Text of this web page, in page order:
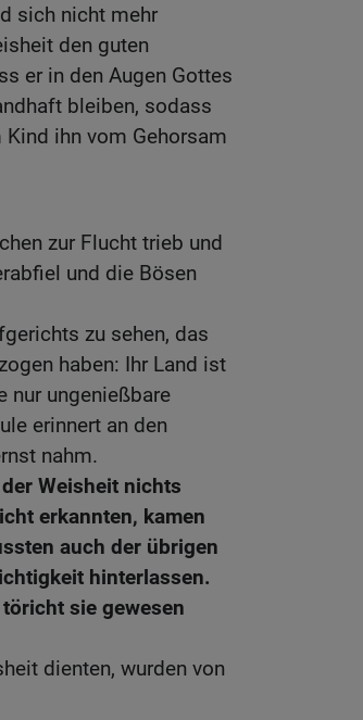
sich nicht mehr
den guten
er in den Augen Gottes
bleiben, sodass
ihn vom Gehorsam
zur Flucht trieb und
und die Bösen
zu sehen, das
haben: Ihr Land ist
nur ungenießbare
erinnert an den
nahm.
Weisheit nichts
erkannten, kamen
auch der übrigen
hinterlassen.
sie gewesen
dienten, wurden von